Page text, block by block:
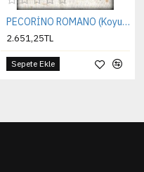
PECORİNO ROMANO (Koyun peyniri)
2.651,25TL
Sepete Ekle